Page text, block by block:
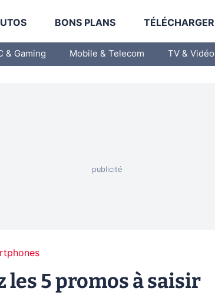
BONS PLANS TÉLÉCHARGER
& Gaming Mobile & Telecom TV & Vidéo
les 5 promos à saisir